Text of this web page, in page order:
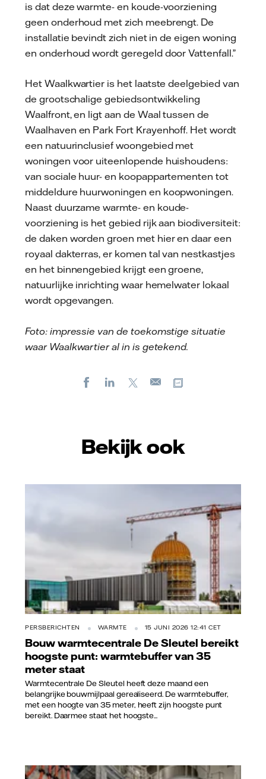
is dat deze warmte- en koude-voorziening
geen onderhoud met zich meebrengt. De
installatie bevindt zich niet in de eigen woning
en onderhoud wordt geregeld door Vattenfall.”
Het Waalkwartier is het laatste deelgebied van
de grootschalige gebiedsontwikkeling
Waalfront, en ligt aan de Waal tussen de
Waalhaven en Park Fort Krayenhoff. Het wordt
een natuurinclusief woongebied met
woningen voor uiteenlopende huishoudens:
van sociale huur- en koopappartementen tot
middeldure huurwoningen en koopwoningen.
Naast duurzame warmte- en koude-
voorziening is het gebied rijk aan biodiversiteit:
de daken worden groen met hier en daar een
royaal dakterras, er komen tal van nestkastjes
en het binnengebied krijgt een groene,
natuurlijke inrichting waar hemelwater lokaal
wordt opgevangen.
Foto: impressie van de toekomstige situatie
waar Waalkwartier al in is getekend.
FacebookLinkedIn
E-
Bekijk ook
PERSBERICHTEN WARMTE 15 JUNI 2026 12:41 CET
Bouw warmtecentrale De Sleutel bereikt
hoogste punt: warmtebuffer van 35
meter staat
Warmtecentrale De Sleutel heeft deze maand een
belangrijke bouwmijlpaal gerealiseerd. De warmtebuffer,
met een hoogte van 35 meter, heeft zijn hoogste punt
bereikt. Daarmee staat het hoogste...
Vattenfall/Jorrit Lousberg